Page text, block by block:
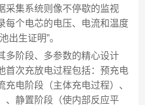
采集系统则像不停歇的监视
每个电芯的电压、电流和温度
出生证明”。
多阶段、多参数的精心设计
首次充放电过程包括：预充电
充电阶段（主体充电过程）、
、静置阶段（使内部反应平